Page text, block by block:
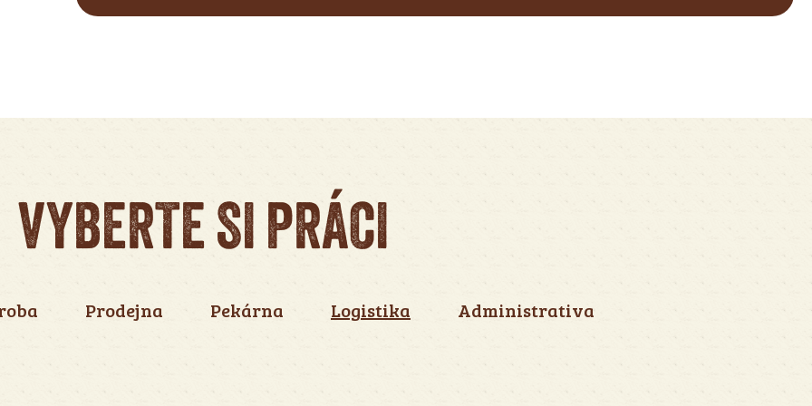
VYBERTE SI PRÁCI
Prodejna Pekárna Logistika Administrativa